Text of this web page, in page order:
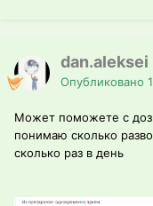
dan.aleksei
Опубликовано
Может поможете с
понимаю сколько
сколько раз в день